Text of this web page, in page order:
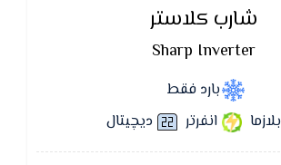
شارب كلاستر
Sharp Inverter
بارد فقط
بلازما
انفرتر ديچيتال